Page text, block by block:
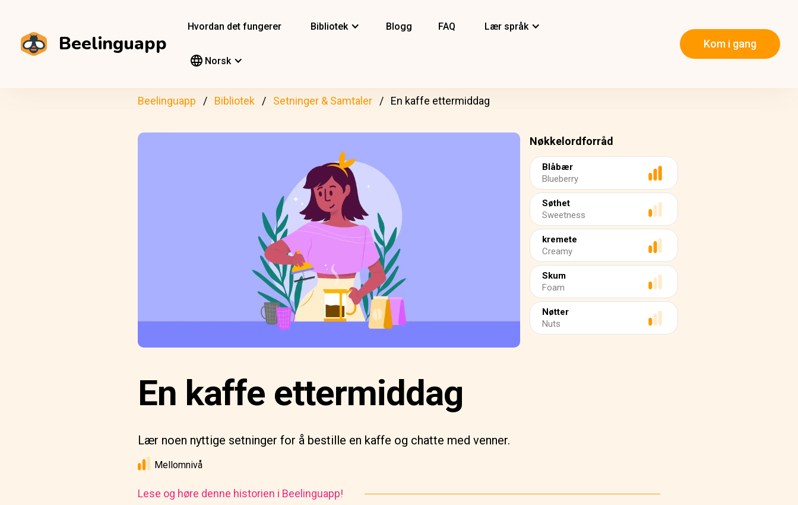
Beelinguapp
Hvordan det fungerer Bibliotek Blogg FAQ Lær språk
Norsk
Kom i gang
Beelinguapp Bibliotek Setninger & Samtaler En kaffe ettermiddag
Nøkkelordforråd
Blåbær
Blueberry
Søthet
Sweetness
kremete
Creamy
Skum
Foam
Nøtter
Nuts
En kaffe ettermiddag
Lær noen nyttige setninger for å bestille en kaffe og chatte med venner.
Mellomnivå
Lese og høre denne historien i Beelinguapp!